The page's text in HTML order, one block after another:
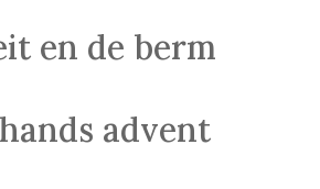
en de berm
advent